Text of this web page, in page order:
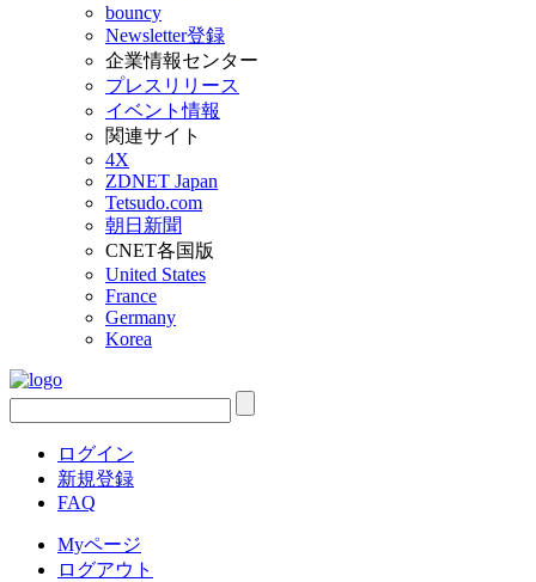
bouncy
Newsletter登録
企業情報センター
プレスリリース
イベント情報
関連サイト
4X
ZDNET Japan
Tetsudo.com
朝日新聞
CNET各国版
United States
France
Germany
Korea
ログイン
新規登録
FAQ
Myページ
ログアウト